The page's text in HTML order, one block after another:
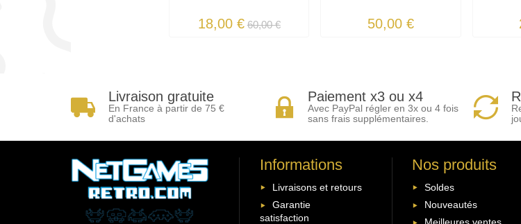
18,00 € 60,00 € 50,00 €
Livraison gratuite
En France à partir de 75 €
d'achats
Paiement x3 ou x4
Avec PayPal régler en 3x ou 4 fois
sans frais supplémentaires.
Informations
Livraisons et retours
Garantie
satisfaction
Nos produits
Soldes
Nouveautés